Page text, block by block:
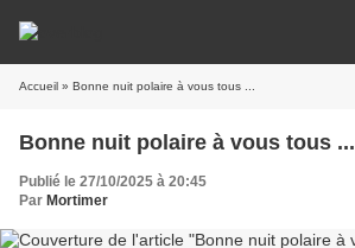
Accueil » Bonne nuit polaire à vous tous ...
Bonne nuit polaire à vous tous ...
Publié le 27/10/2025 à 20:45
Par Mortimer